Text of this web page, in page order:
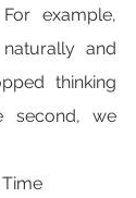
example,
and
thinking
second, we